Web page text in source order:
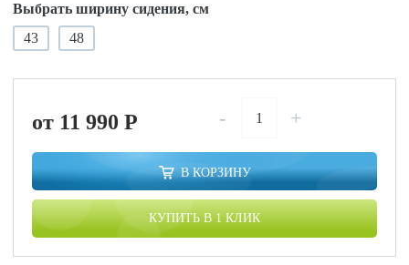
Выбрать ширину сидения, см
43
48
от 11 990P - +
В КОРЗИНУ
КУПИТЬ В 1 КЛИК